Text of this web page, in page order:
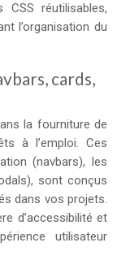
réutilisables,
l’organisation du
cards,
la fourniture de
à l’emploi. Ces
(navbars), les
sont conçus
dans vos projets.
d’accessibilité et
utilisateur